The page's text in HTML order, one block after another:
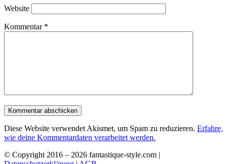
Website
Kommentar *
Diese Website verwendet Akismet, um Spam zu reduzieren. Erfahre,
wie deine Kommentardaten verarbeitet werden.
© Copyright 2016 – 2026 fantastique-style.com |